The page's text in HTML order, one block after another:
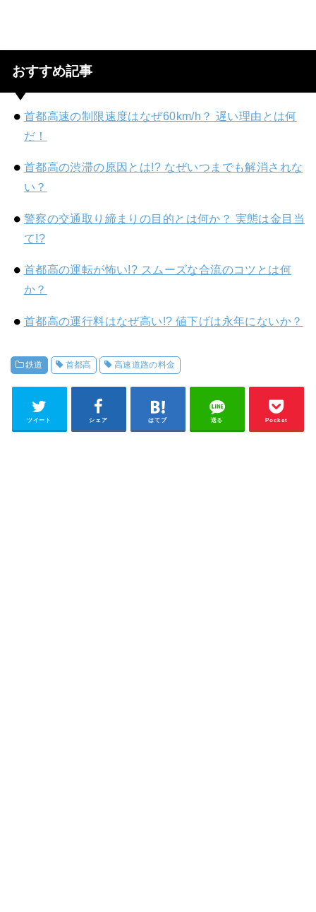
おすすめ記事
首都高速の制限速度はなぜ60km/h？ 遅い理由とは何
だ！
首都高の渋滞の原因とは!? なぜいつまでも解消されな
い？
警察の交通取り締まりの目的とは何か？ 実態は金目当
て!?
首都高の運転が怖い!? スムーズな合流のコツとは何
か？
首都高の運行料はなぜ高い!? 値下げは永年にないか？
鉄道 首都高 高速道路の料金
ツイート シェア はてブ 送る Pocket